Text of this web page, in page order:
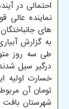
احتمالی در
نماینده عالی
های
به گزارش
درگیر سیل
تومان آن
شهرستان بافت در فاصله ۱۶۰